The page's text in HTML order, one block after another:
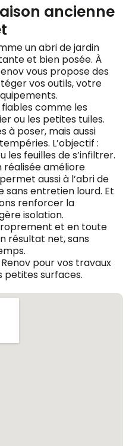
ancienne
un abri de jardin
et bien posée. À
vous propose des
vos outils, votre
fiables comme les
ou les petites tuiles.
à poser, mais aussi
L’objectif :
les feuilles de s’infiltrer.
réalisée améliore
aussi à l’abri de
sans entretien lourd. Et
renforcer la
isolation.
et en toute
résultat net, sans
pour vos travaux
petites surfaces.